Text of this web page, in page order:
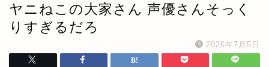
ヤニねこの大家さん 声優さんそっく
りすぎるだろ
2026年7月5日